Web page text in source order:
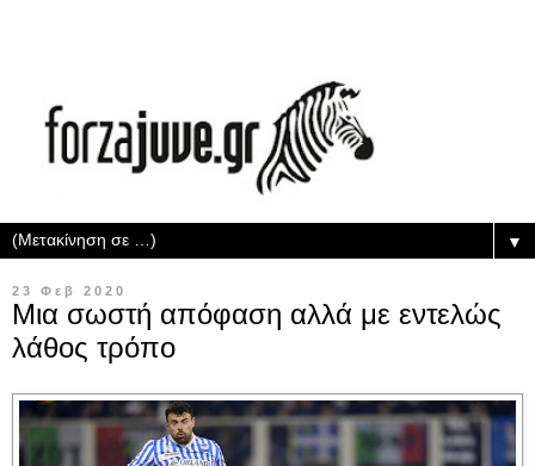
▼
23 Φεβ 2020
Μια σωστή απόφαση αλλά με εντελώς
λάθος τρόπο